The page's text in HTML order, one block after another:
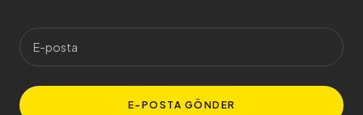
E-posta
E-POSTA GÖNDER